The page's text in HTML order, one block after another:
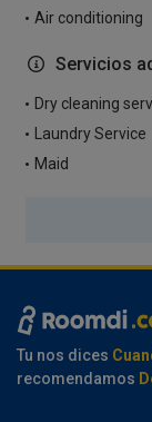
Air conditioning
Servicios
Dry cleaning
Laundry Service
Maid
Tu nos dices
recomendamos